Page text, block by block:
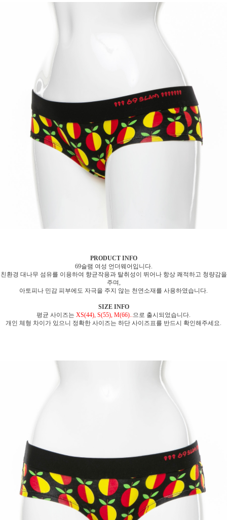
PRODUCT INFO
69슬램 여성 언더웨어입니다.
친환경 대나무 섬유를 이용하여 향균작용과 탈취성이 뛰어나 항상 쾌적하고 청량감을
주며,
아토피나 민감 피부에도 자극을 주지 않는 천연소재를 사용하였습니다.
SIZE INFO
평균 사이즈는 XS(44), S(55), M(66)..으로 출시되었습니다.
개인 체형 차이가 있으니 정확한 사이즈는 하단 사이즈표를 반드시 확인해주세요.